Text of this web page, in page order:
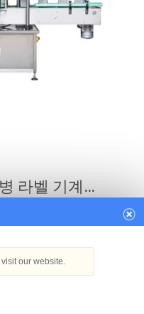
라벨 기계…
라벨링 기계. 가격: 협상 최
중국 배달 플라스틱 병 라벨
커 도포기 기계. 가격: 협상
visit our website.